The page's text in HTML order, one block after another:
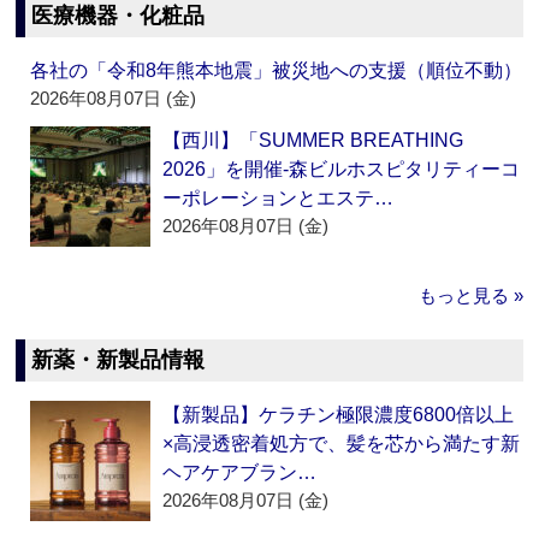
医療機器・化粧品
各社の「令和8年熊本地震」被災地への支援（順位不動）
2026年08月07日 (金)
【西川】「SUMMER BREATHING
2026」を開催‐森ビルホスピタリティーコ
ーポレーションとエステ…
2026年08月07日 (金)
もっと見る »
新薬・新製品情報
【新製品】ケラチン極限濃度6800倍以上
×高浸透密着処方で、髪を芯から満たす新
ヘアケアブラン…
2026年08月07日 (金)